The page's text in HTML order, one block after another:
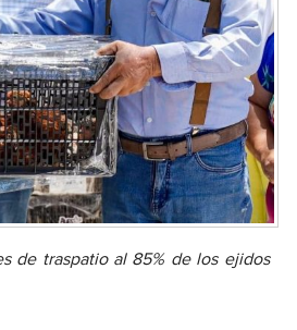
de traspatio al 85% de los ejidos